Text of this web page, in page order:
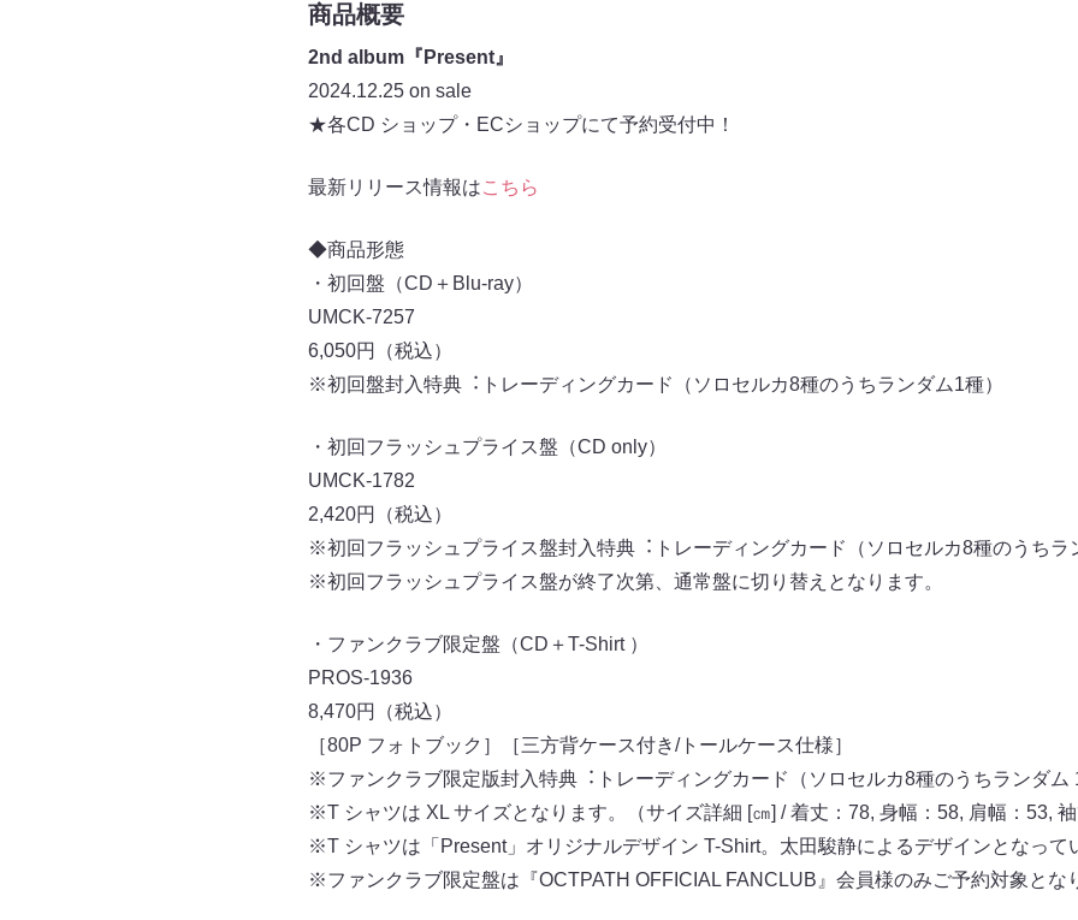
商品概要
2nd album『Present』
2024.12.25 on sale
★各CD ショップ・ECショップにて予約受付中！
最新リリース情報はこちら
◆商品形態
・初回盤（CD＋Blu-ray）
UMCK-7257
6,050円（税込）
※初回盤封⼊特典︓トレーディングカード（ソロセルカ8種のうちランダム1種）
・初回フラッシュプライス盤（CD only）
UMCK-1782
2,420円（税込）
※初回フラッシュプライス盤封⼊特典︓トレーディングカード（ソロセルカ8種のうちラ
※初回フラッシュプライス盤が終了次第、通常盤に切り替えとなります。
・ファンクラブ限定盤（CD＋T-Shirt ）
PROS-1936
8,470円（税込）
［80P フォトブック］［三⽅背ケース付き/トールケース仕様］
※ファンクラブ限定版封⼊特典︓トレーディングカード（ソロセルカ8種のうちランダム
※T シャツは XL サイズとなります。（サイズ詳細 [㎝] / 着丈：78, ⾝幅：58, 肩幅：53, 袖
※T シャツは「Present」オリジナルデザイン T-Shirt。太⽥駿静によるデザインとなって
※ファンクラブ限定盤は『OCTPATH OFFICIAL FANCLUB』会員様のみご予約対象とな